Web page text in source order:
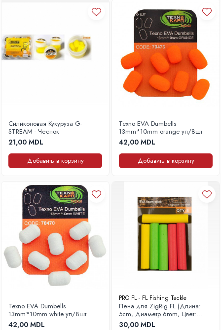
Силиконовая Кукуруза G-
STREAM - Чеснок
21,00 MDL
Добавить в корзину
Texno EVA Dumbells
13mm*10mm orange уп/8шт
42,00 MDL
Добавить в корзину
Texno EVA Dumbells
13mm*10mm white уп/8шт
42,00 MDL
PRO FL - FL Fishing Tackle
Пена для ZigRig FL (Длина:
5cm, Диаметр 6mm, Цвет:
Микс)
30,00 MDL